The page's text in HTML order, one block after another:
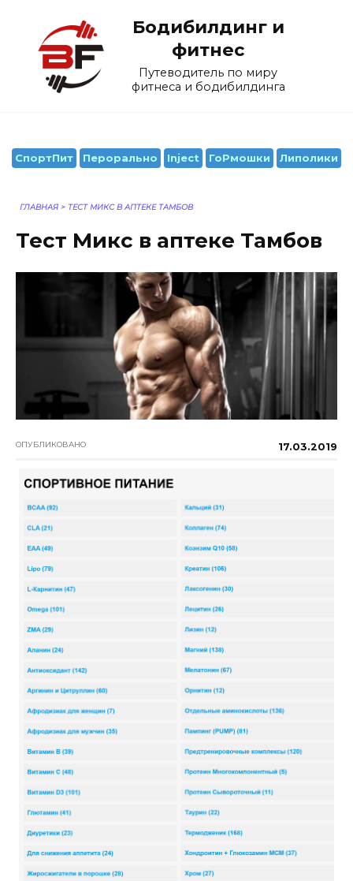
содержанию
Бодибилдинг и
фитнес
Путеводитель по миру
фитнеса и бодибилдинга
СпортПит Перорально Inject ГоРмошки Липолики
ГЛАВНАЯ > ТЕСТ МИКС В АПТЕКЕ ТАМБОВ
Тест Микс в аптеке Тамбов
ОПУБЛИКОВАНО 17.03.2019